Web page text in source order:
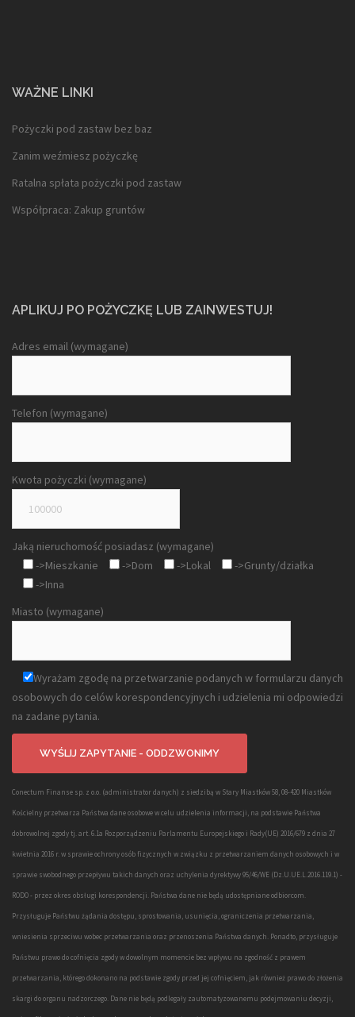
WAŻNE LINKI
Pożyczki pod zastaw bez baz
Zanim weźmiesz pożyczkę
Ratalna spłata pożyczki pod zastaw
Współpraca: Zakup gruntów
APLIKUJ PO POŻYCZKĘ LUB ZAINWESTUJ!
Adres email (wymagane)
Telefon (wymagane)
Kwota pożyczki (wymagane)
Jaką nieruchomość posiadasz (wymagane)
->Mieszkanie
->Dom ->Lokal
->Grunty/działka
->Inna
Miasto (wymagane)
Wyrażam zgodę na przetwarzanie podanych w formularzu danych
osobowych do celów korespondencyjnych i udzielenia mi odpowiedzi
na zadane pytania.
Conectum Finanse sp. z o.o. (administrator danych) z siedzibą w Stary Miastków 58, 08-420 Miastków
Kościelny przetwarza Państwa dane osobowe w celu udzielenia informacji, na podstawie Państwa
dobrowolnej zgody tj. art. 6.1a Rozporządzeniu Parlamentu Europejskiego i Rady(UE) 2016/679 z dnia 27
kwietnia 2016 r. w sprawie ochrony osób fizycznych w związku z przetwarzaniem danych osobowych i w
sprawie swobodnego przepływu takich danych oraz uchylenia dyrektywy 95/46/WE (Dz.U.UE.L.2016.119.1) -
RODO - przez okres obsługi korespondencji. Państwa dane nie będą udostępniane odbiorcom.
Przysługuje Państwu żądania dostępu, sprostowania, usunięcia, ograniczenia przetwarzania,
wniesienia sprzeciwu wobec przetwarzania oraz przenoszenia Państwa danych. Ponadto, przysługuje
Państwu prawo do cofnięcia zgody w dowolnym momencie bez wpływu na zgodność z prawem
przetwarzania, którego dokonano na podstawie zgody przed jej cofnięciem, jak również prawo do złożenia
skargi do organu nadzorczego. Dane nie będą podlegały zautomatyzowanemu podejmowaniu decyzji,